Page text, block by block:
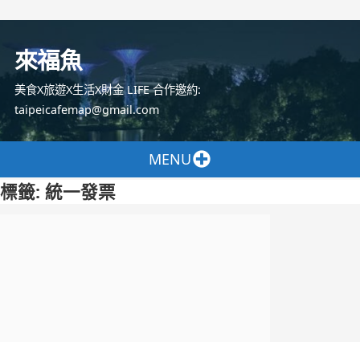
容
來福魚
美食X旅遊X生活X財金 LIFE 合作邀約:
taipeicafemap@gmail.com
MENU
標籤: 統一發票